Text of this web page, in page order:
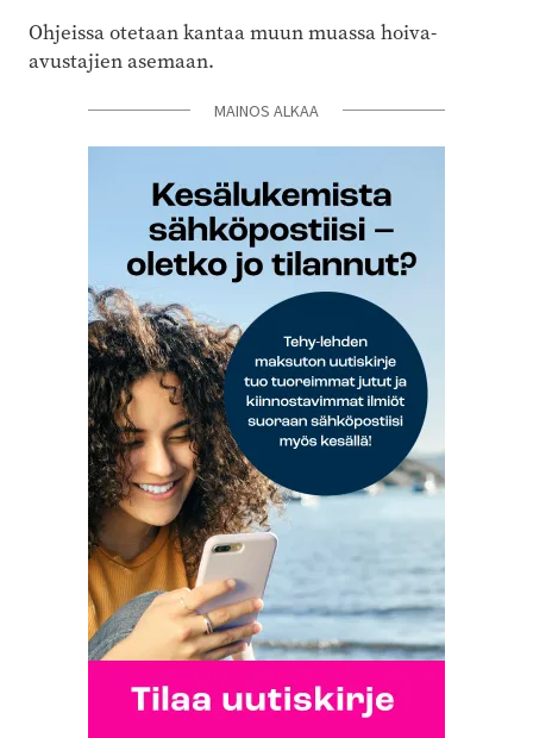
Ohjeissa otetaan kantaa muun muassa hoiva-
avustajien asemaan.
MAINOS ALKAA